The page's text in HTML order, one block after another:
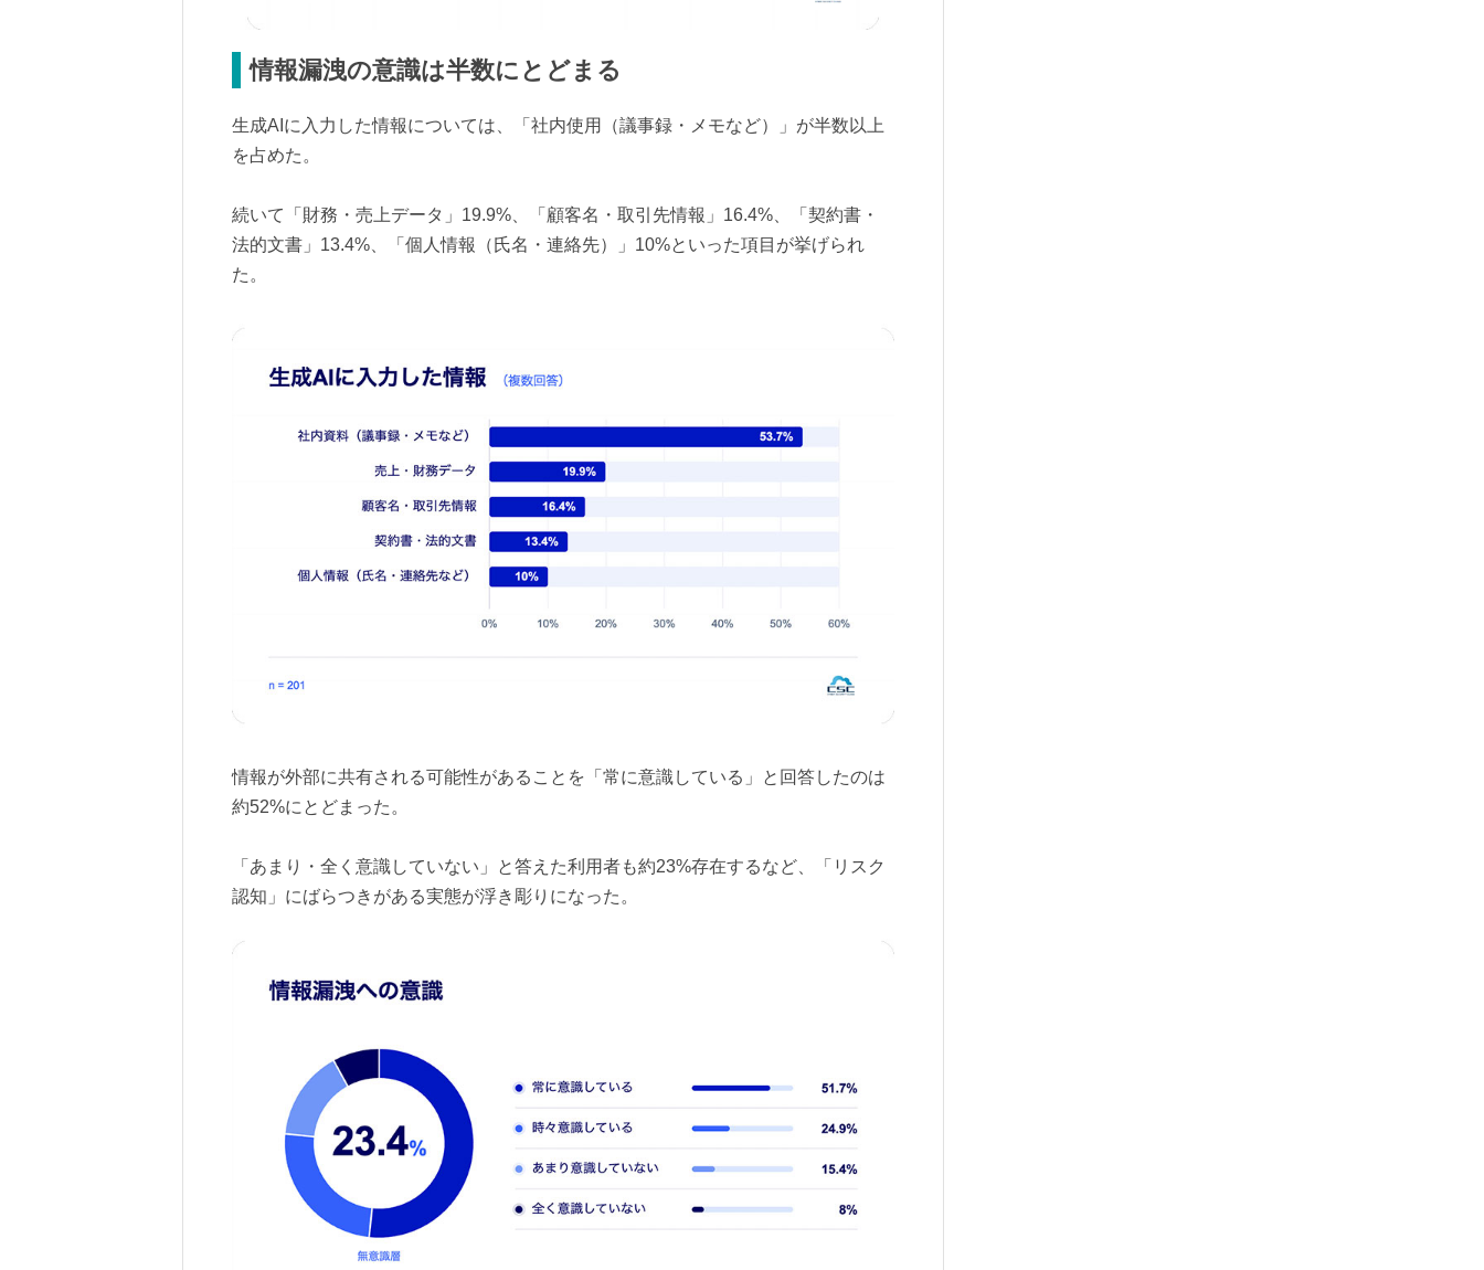
情報漏洩の意識は半数にとどまる
生成AIに入力した情報については、「社内使用（議事録・メモなど）」が半数以上
を占めた。
続いて「財務・売上データ」19.9%、「顧客名・取引先情報」16.4%、「契約書・
法的文書」13.4%、「個人情報（氏名・連絡先）」10%といった項目が挙げられ
た。
情報が外部に共有される可能性があることを「常に意識している」と回答したのは
約52%にとどまった。
「あまり・全く意識していない」と答えた利用者も約23%存在するなど、「リスク
認知」にばらつきがある実態が浮き彫りになった。